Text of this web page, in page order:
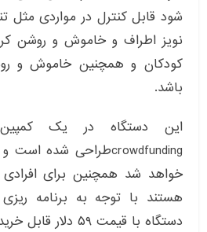
شود قابل کنترل در مواردی
نویز اطراف و خاموش و روشن
کودکان و همچنین خاموش و
باشد.
خواهد شد همچنین برای افرادی
هستند با توجه به برنامه
دستگاه با قیمت ۵۹ دلار قابل خرید می باشد.